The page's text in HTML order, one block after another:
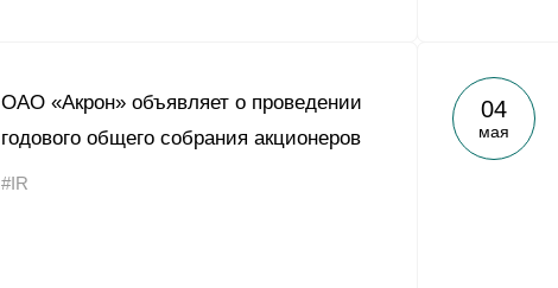
ОАО «Акрон» объявляет о проведении
годового общего собрания акционеров
#IR
04
мая